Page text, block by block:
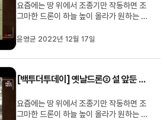
요즘에는 땅 위에서 조종기만 작동하면 조
그마한 드론이 하늘 높이 올라가 원하는 대
구MBC 촬영팀이 헬기에 타서 다소의 위
상을 찍어야 했습니다. 1990년 7월의 금
희)
윤영균 2022년 12월 17일
[백투더투데이] 옛날드론② 설 앞둔 대구 전통시장
요즘에는 땅 위에서 조종기만 작동하면 조
그마한 드론이 하늘 높이 올라가 원하는 대